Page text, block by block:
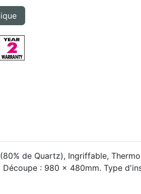
de Quartz), Ingriffable,
Découpe : 980 x 480mm. Type